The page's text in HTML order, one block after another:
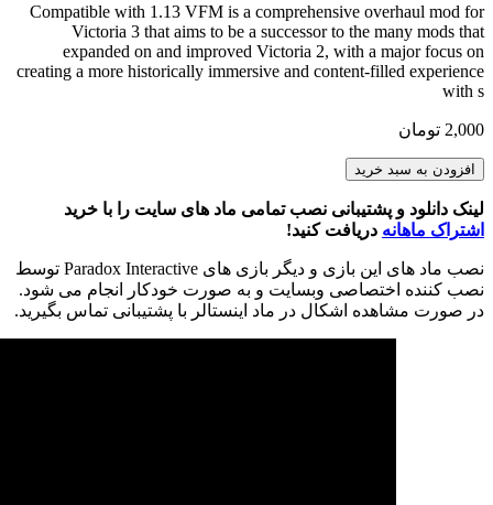
Compatible with 1.13 VFM is a comprehensive overhaul mod for
Victoria 3 that aims to be a successor to the many mods that
expanded on and improved Victoria 2, with a major focus on
creating a more historically immersive and content-filled experience
with s
2,000 تومان
Victorian
Flavor
Mod
عدد
افزودن به سبد خرید
لینک دانلود و پشتیبانی نصب تمامی ماد های سایت را با خرید
اشتراک ماهانه دریافت کنید!
نصب ماد های این بازی و دیگر بازی های Paradox Interactive توسط
نصب کننده اختصاصی وبسایت و به صورت خودکار انجام می شود.
در صورت مشاهده اشکال در ماد اینستالر با پشتیبانی تماس بگیرید.